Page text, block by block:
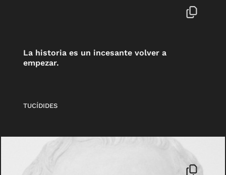
La historia es un incesante volver a
empezar.
TUCÍDIDES